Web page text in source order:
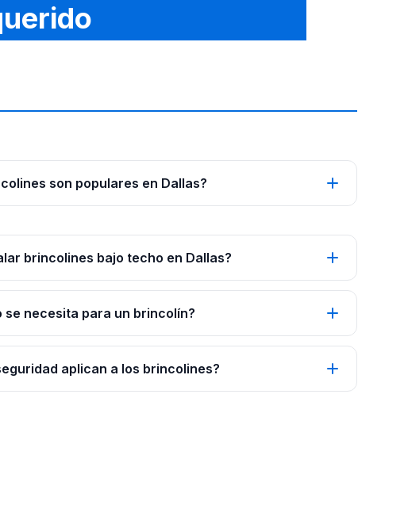
son populares en Dallas?
brincolines bajo techo en Dallas?
se necesita para un brincolín?
aplican a los brincolines?